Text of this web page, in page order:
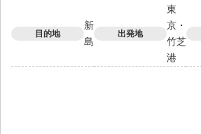
目的地
新
島
出発地
東
京・
竹芝
港